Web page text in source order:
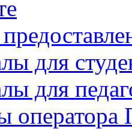
для
для
оператора